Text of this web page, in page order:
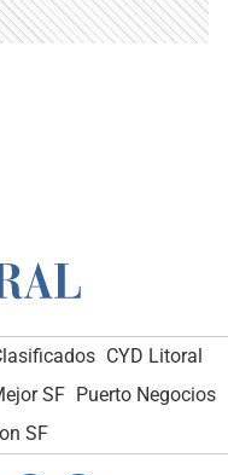
CYD Litoral
SF Puerto Negocios
SF